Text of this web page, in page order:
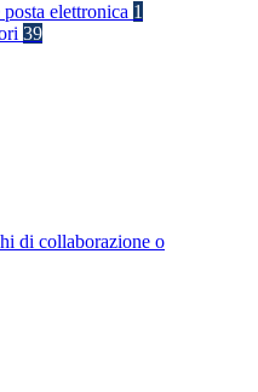
elettronica 1
39
di collaborazione o